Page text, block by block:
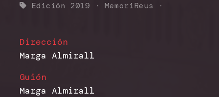
Edición 2019 · MemoriReus ·
Dirección
Marga Almirall
Guión
Marga Almirall